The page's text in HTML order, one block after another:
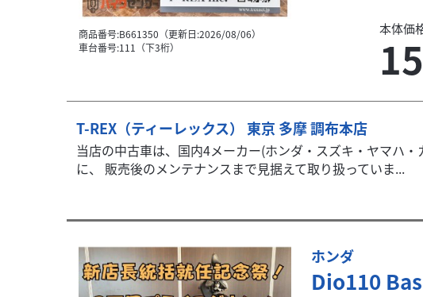
商品番号:B661350（更新日:2026/08/06）
車台番号:111（下3桁）
本体価
15
T-REX（ティーレックス） 東京 多摩 調布本店
当店の中古車は、国内4メーカー(ホンダ・スズキ・ヤマハ
に、 販売後のメンテナンスまで見据えて取り扱っていま...
ホンダ
Dio110